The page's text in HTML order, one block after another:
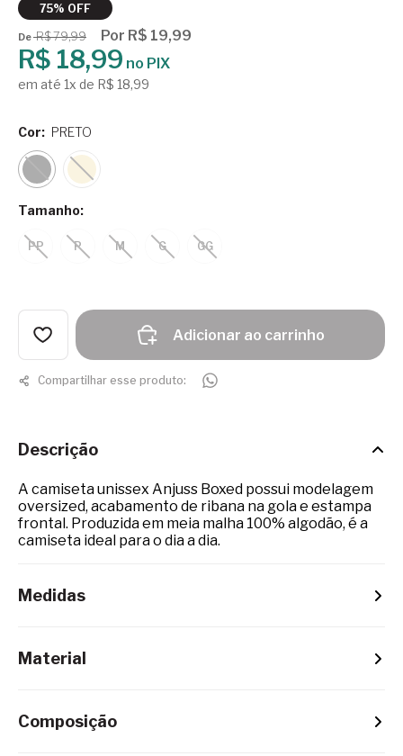
75% OFF
DeR$ 79,99 Por R$ 19,99
R$ 18,99 no PIX
em até 1x de R$ 18,99
Tamanho:
PP P M G GG
Cor: PRETO
Adicionar ao carrinho
Compartilhar esse produto:
Descrição
A camiseta unissex Anjuss Boxed possui modelagem
oversized, acabamento de ribana na gola e estampa
frontal. Produzida em meia malha 100% algodão, é a
camiseta ideal para o dia a dia.
Material
Composição
Medidas